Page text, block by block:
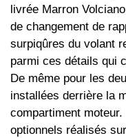
livrée Marron
de changement de
surpiqûres du volant
parmi ces détails qui
De même pour les
installées derrière la
compartiment
optionnels réalisés